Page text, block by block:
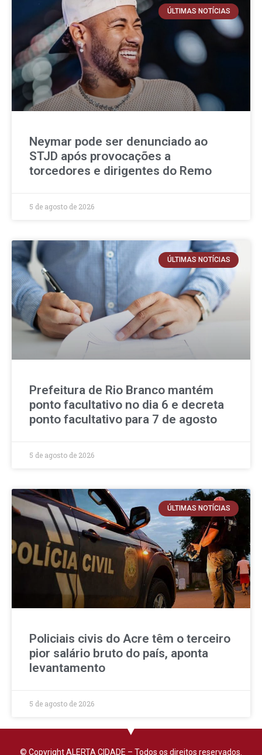
ÚLTIMAS NOTÍCIAS
Neymar pode ser denunciado ao
STJD após provocações a
torcedores e dirigentes do Remo
5 de agosto de 2026
ÚLTIMAS NOTÍCIAS
Prefeitura de Rio Branco mantém
ponto facultativo no dia 6 e decreta
ponto facultativo para 7 de agosto
5 de agosto de 2026
ÚLTIMAS NOTÍCIAS
Policiais civis do Acre têm o terceiro
pior salário bruto do país, aponta
levantamento
5 de agosto de 2026
© Copyright ALERTA CIDADE – Todos os direitos reservados.